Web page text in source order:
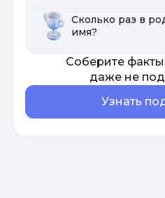
Сколько раз в
имя?
Соберите
даже не
Узнать